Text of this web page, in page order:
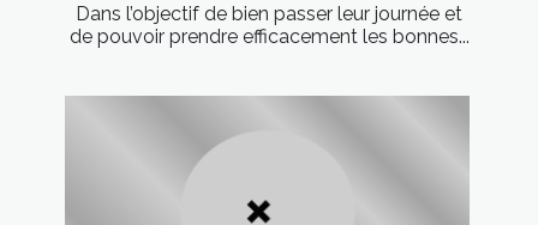
Dans l’objectif de bien passer leur journée et
de pouvoir prendre efficacement les bonnes...